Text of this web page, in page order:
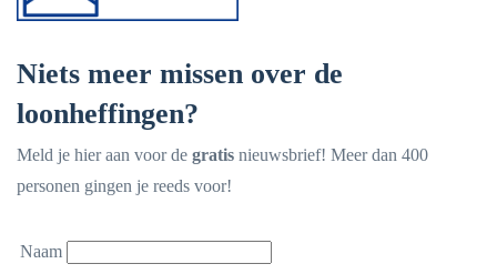
Niets meer missen over de
loonheffingen?
Meld je hier aan voor de gratis nieuwsbrief! Meer dan 400
personen gingen je reeds voor!
Naam